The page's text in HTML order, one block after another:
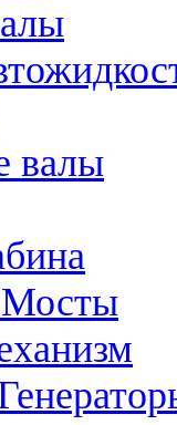
валы
Мосты